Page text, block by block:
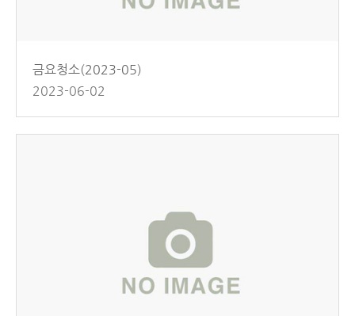
금요청소(2023-05)
2023-06-02